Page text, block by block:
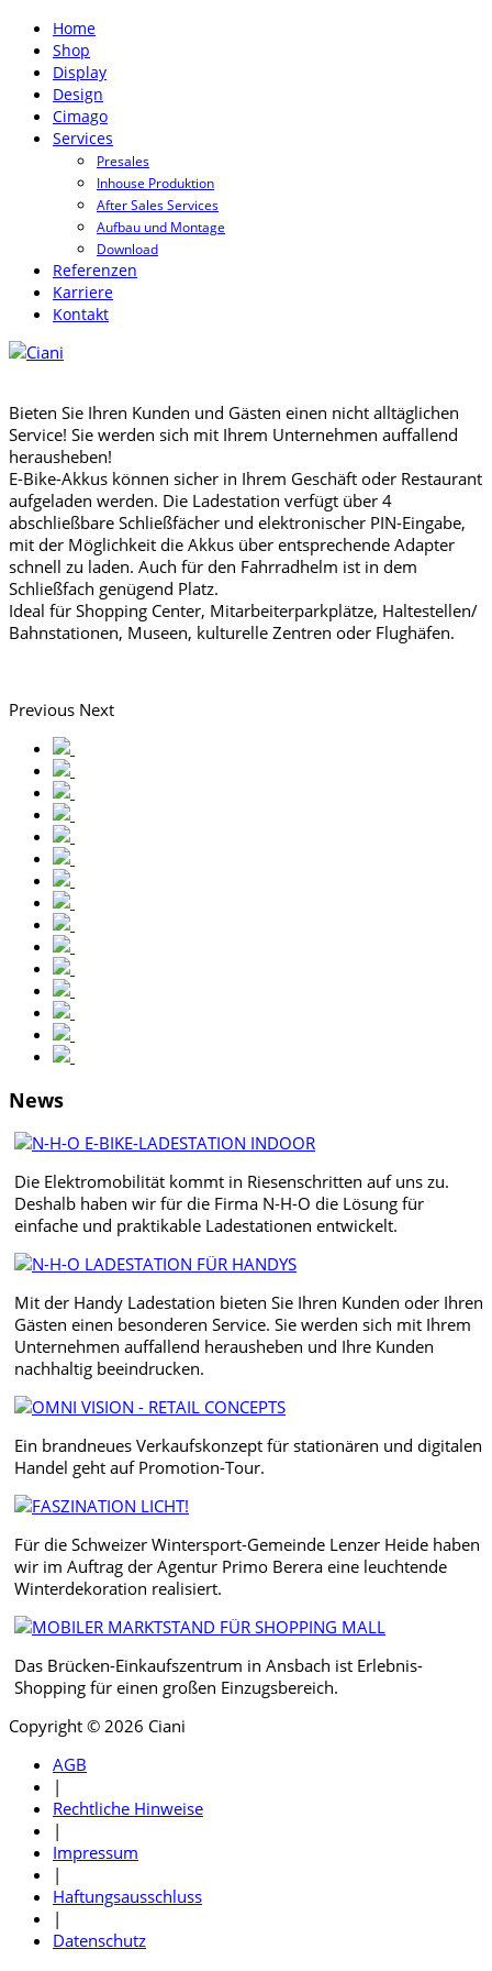
Home
Shop
Display
Design
Cimago
Services
Presales
Inhouse Produktion
After Sales Services
Aufbau und Montage
Download
Referenzen
Karriere
Kontakt
Bieten Sie Ihren Kunden und Gästen einen nicht alltäglichen
Service! Sie werden sich mit Ihrem Unternehmen auffallend
herausheben!
E-Bike-Akkus können sicher in Ihrem Geschäft oder Restaurant
aufgeladen werden. Die Ladestation verfügt über 4
abschließbare Schließfächer und elektronischer PIN-Eingabe,
mit der Möglichkeit die Akkus über entsprechende Adapter
schnell zu laden. Auch für den Fahrradhelm ist in dem
Schließfach genügend Platz.
Ideal für Shopping Center, Mitarbeiterparkplätze, Haltestellen/
Bahnstationen, Museen, kulturelle Zentren oder Flughäfen.
Previous Next
News
Die Elektromobilität kommt in Riesenschritten auf uns zu.
Deshalb haben wir für die Firma N-H-O die Lösung für
einfache und praktikable Ladestationen entwickelt.
Mit der Handy Ladestation bieten Sie Ihren Kunden oder Ihren
Gästen einen besonderen Service. Sie werden sich mit Ihrem
Unternehmen auffallend herausheben und Ihre Kunden
nachhaltig beeindrucken.
Ein brandneues Verkaufskonzept für stationären und digitalen
Handel geht auf Promotion-Tour.
Für die Schweizer Wintersport-Gemeinde Lenzer Heide haben
wir im Auftrag der Agentur Primo Berera eine leuchtende
Winterdekoration realisiert.
Das Brücken-Einkaufszentrum in Ansbach ist Erlebnis-
Shopping für einen großen Einzugsbereich.
Copyright © 2026 Ciani
AGB
|
Rechtliche Hinweise
|
Impressum
|
Haftungsausschluss
|
Datenschutz